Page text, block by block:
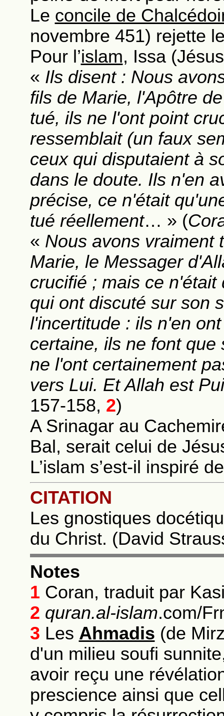
Le concile de
novembre 451) rejette
Pour l’islam, Issa
« Ils disent : Nous
fils de Marie, l'Apôtre
tué, ils ne l'ont point
ressemblait (un faux
ceux qui disputaient à
dans le doute. Ils n'en
précise, ce n'était
tué réellement… » (
« Nous avons vraiment
Marie, le Messager
crucifié ; mais ce
qui ont discuté sur son
l'incertitude : ils n'en
certaine, ils ne font
ne l'ont certainement
vers Lui. Et Allah est
157-158, 2)
A Srinagar au
Bal, serait celui de
L’islam s’est-il inspiré
CITATION
Les gnostiques
du Christ. (David
Notes
1 Coran, traduit par
2 quran.al-islam.com/
3 Les Ahmadis (de
d'un milieu soufi
avoir reçu une
prescience ainsi que